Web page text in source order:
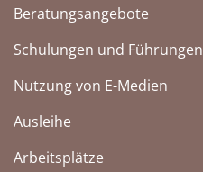
Beratungsangebote
Schulungen und Führungen
Nutzung von E-Medien
Ausleihe
Arbeitsplätze